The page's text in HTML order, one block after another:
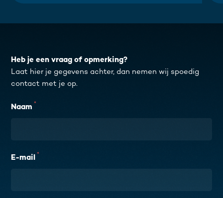
Heb je een vraag of opmerking?
Laat hier je gegevens achter, dan nemen wij spoedig
contact met je op.
Naam *
E-mail *